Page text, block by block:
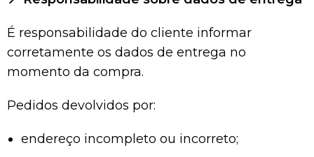
É responsabilidade do cliente informar
corretamente os dados de entrega no
momento da compra.
Pedidos devolvidos por:
endereço incompleto ou incorreto;